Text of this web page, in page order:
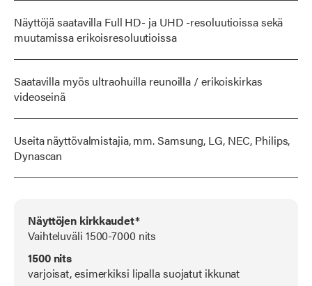
Näyttöjä saatavilla Full HD- ja UHD -resoluutioissa sekä
muutamissa erikoisresoluutioissa
Saatavilla myös ultraohuilla reunoilla / erikoiskirkas
videoseinä
Useita näyttövalmistajia, mm. Samsung, LG, NEC, Philips,
Dynascan
Näyttöjen kirkkaudet*
Vaihteluväli 1500-7000 nits
1500 nits
varjoisat, esimerkiksi lipalla suojatut ikkunat